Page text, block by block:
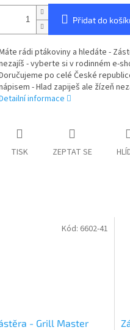
Přidat do
rádi ptákoviny a hledáte -
- vyberte si v rodinném e-
po celé České
- Hlad zapiješ ale žízeň
informace
TISK ZEPTAT SE
- Grill Master
Kód: 6602-41